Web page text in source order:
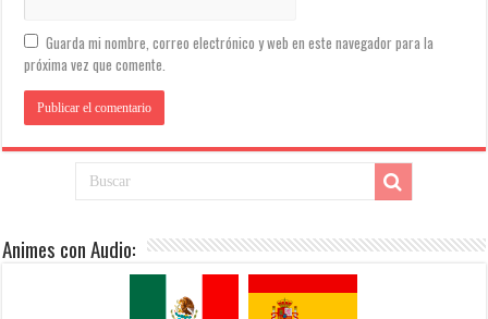
Guarda mi nombre, correo electrónico y web en este navegador para la
próxima vez que comente.
Animes con Audio: